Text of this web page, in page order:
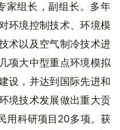
家组长，副组长。多年
环境控制技术、环境模
术以及空气制冷技术进
项大中型重点环境模拟
设，并达到国际先进和
境技术发展做出重大贡
用科研项目20多项。获